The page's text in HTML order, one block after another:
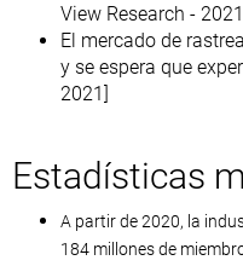
View Research -
El mercado de
y se espera que
2021]
Estadísticas
A partir de 2020, la
184 millones de